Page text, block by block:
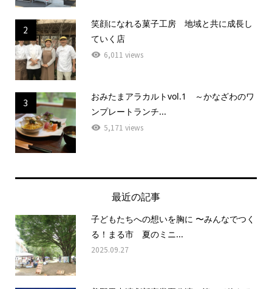
2
笑顔になれる菓子工房 地域と共に成長し
ていく店
6,011 views
3
おみたまアラカルトvol.1 ～かなざわのワ
ンプレートランチ...
5,171 views
最近の記事
子どもたちへの想いを胸に 〜みんなでつく
る！まる市 夏のミニ...
2025.09.27